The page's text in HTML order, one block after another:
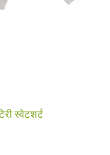
स्वेटशर्ट